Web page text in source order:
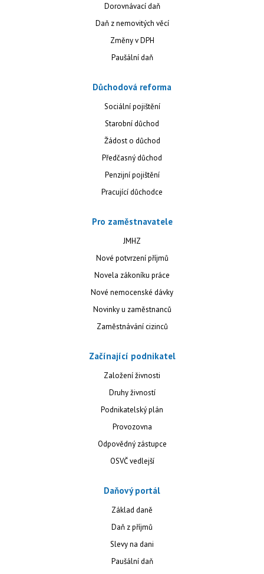
Dorovnávací daň
Daň z nemovitých věcí
Změny v DPH
Paušální daň
Důchodová reforma
Sociální pojištění
Starobní důchod
Žádost o důchod
Předčasný důchod
Penzijní pojištění
Pracující důchodce
Pro zaměstnavatele
JMHZ
Nové potvrzení příjmů
Novela zákoníku práce
Nové nemocenské dávky
Novinky u zaměstnanců
Zaměstnávání cizinců
Začínající podnikatel
Založení živnosti
Druhy živností
Podnikatelský plán
Provozovna
Odpovědný zástupce
OSVČ vedlejší
Daňový portál
Základ daně
Daň z příjmů
Slevy na dani
Paušální daň